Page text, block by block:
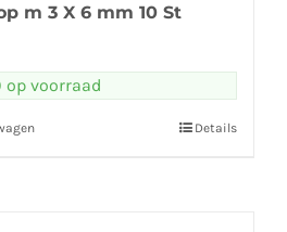
m 3 X 6 mm 10 St
op voorraad
Details